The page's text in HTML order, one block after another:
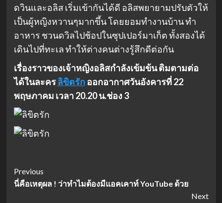
ดวินและอลิส เริ่มเข้ากันได้ดี อลิสพยายามปรับตัวให้
เป็นผู้หญิงหวานๆมากขึ้น โดยยอมทำงานบ้าน ทำ
อาหาร ชวนดวิลไปช้อปในซุปเปอร์มาเก็ต ทั้งสองได้
เดินไปที่ทะเล ทำให้ต่างคนต่างรู้สึกดีต่อกัน
เรื่องราวของเจ้าหญิงอลิสกำลังเข้มข้น ติมตามต่อ
ได้ในละครลิขิตรักออกอากาศวันอังคารที่ 22
พฤษภาคม เวลา 20.20 น.ช่อง 3
Post
Navigation
Previous
นี่คือเหตุผล ! ว่าทำไมต้องมีแอคเคาท์ YouTube ด้วย
Next